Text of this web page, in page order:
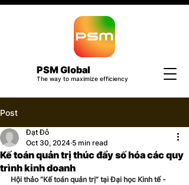
PSM Global
The way to maximize efficiency
Post
Kế toán quản trị thúc đẩy số hóa các quy
trình kinh doanh
Đạt Đỗ
Oct 30, 2024 5 min read
Hội thảo “Kế toán quản trị” tại Đại học Kinh tế -